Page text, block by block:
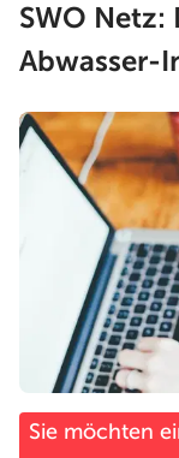
SWO
Abwasser-
Sie möchten